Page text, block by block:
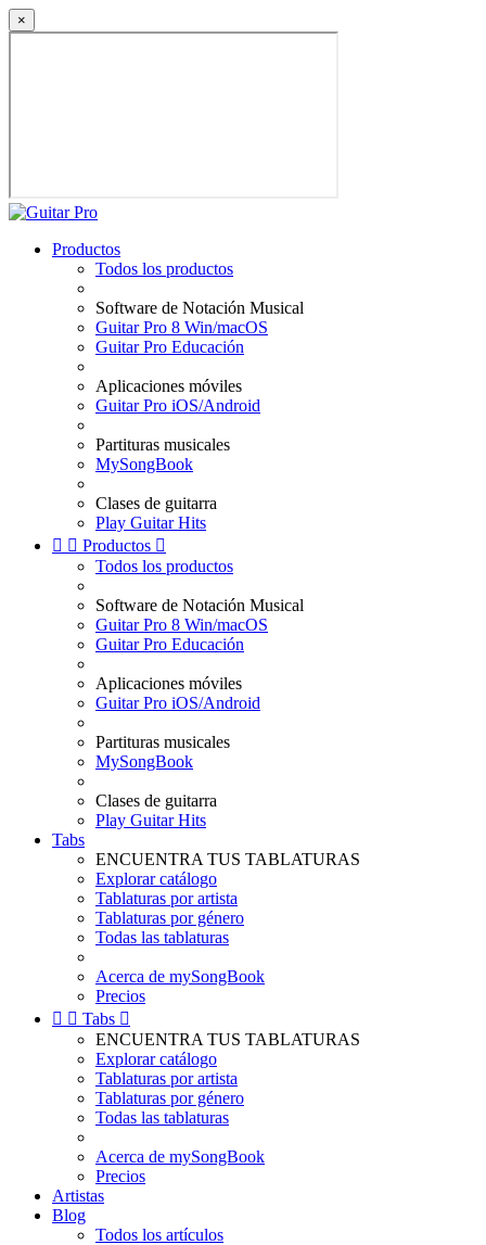
×
Productos
Todos los productos
Software de Notación Musical
Guitar Pro 8 Win/macOS
Guitar Pro Educación
Aplicaciones móviles
Guitar Pro iOS/Android
Partituras musicales
MySongBook
Clases de guitarra
Play Guitar Hits
  Productos 
Todos los productos
Software de Notación Musical
Guitar Pro 8 Win/macOS
Guitar Pro Educación
Aplicaciones móviles
Guitar Pro iOS/Android
Partituras musicales
MySongBook
Clases de guitarra
Play Guitar Hits
Tabs
ENCUENTRA TUS TABLATURAS
Explorar catálogo
Tablaturas por artista
Tablaturas por género
Todas las tablaturas
Acerca de mySongBook
Precios
  Tabs 
ENCUENTRA TUS TABLATURAS
Explorar catálogo
Tablaturas por artista
Tablaturas por género
Todas las tablaturas
Acerca de mySongBook
Precios
Artistas
Blog
Todos los artículos